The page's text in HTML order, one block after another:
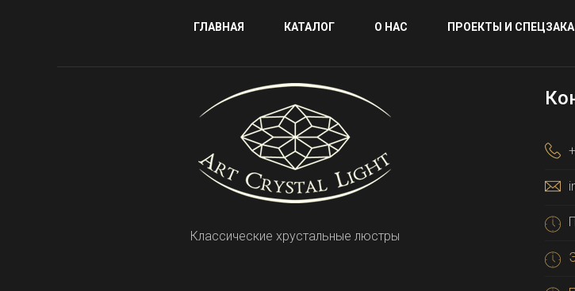
ГЛАВНАЯ КАТАЛОГ О НАС ПРОЕКТЫ И
Классические хрустальные люстры